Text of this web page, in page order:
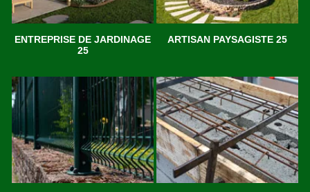
ENTREPRISE DE JARDINAGE
25
ARTISAN PAYSAGISTE 25